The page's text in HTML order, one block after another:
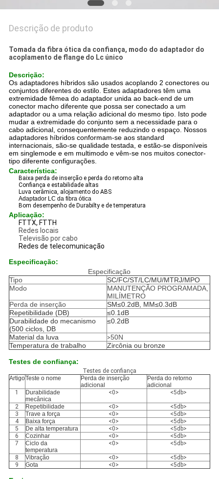
Descrição de produto
Tomada da fibra ótica da confiança, modo do adaptador do
acoplamento de flange do Lc único
Descrição:
Os adaptadores híbridos são usados acoplando 2 conectores ou
conjuntos diferentes do estilo. Estes adaptadores têm uma
extremidade fêmea do adaptador unida ao back-end de um
conector macho diferente que possa ser conectado a um
adaptador ou a uma relação adicional do mesmo tipo. Isto pode
mudar a extremidade do conjunto sem a necessidade para o
cabo adicional, consequentemente reduzindo o espaço. Nossos
adaptadores híbridos conformam-se aos standard
internacionais, são-se qualidade testada, e estão-se disponíveis
em singlemode e em multimodo e vêm-se nos muitos conector-
tipo diferente configurações.
Característica:
Baixa perda de inserção e perda do retorno alta
Confiança e estabilidade altas
Luva cerâmica, alojamento do ABS
Adaptador LC da fibra ótica
Bom desempenho de Durabilty e de temperatura
Aplicação:
FTTX, FTTH
Redes locais
Televisão por cabo
Redes de telecomunicação
Especificação:
Especificação
Tipo
SC/FC/ST/LC/MU/MTRJ/MPO
Modo
MANUTENÇÃO PROGRAMADA,
MILÍMETRO
Perda de inserção
SM≤0.2dB, MM≤0.3dB
Repetibilidade (DB)
≤0.1dB
Durabilidade do mecanismo
(500 ciclos, DB
≤0.2dB
Material da luva >50N
Temperatura de trabalho
Zircônia ou bronze
Testes de confiança:
Testes de confiança
ArtigoTeste o nome
Perda de inserção
adicional
Perda do retorno
adicional
1
Durabilidade
mecânica
<0> <5db>
2 Repetibilidade <0>
<5db>
3
Trave a força <0>
<5db>
4
Baixa força <0>
<5db>
5
De alta temperatura <0>
<5db>
6
Cozinhar <0>
<5db>
7
Ciclo da
temperatura
<0> <5db>
8 Vibração <0>
<5db>
9
Gota <0> <5db>